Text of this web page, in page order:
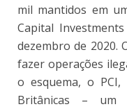
mil mantidos em
Capital
dezembro de 2020.
fazer operações
o esquema, o
Britânicas – um